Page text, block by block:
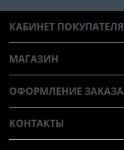
КАБИНЕТ ПОКУПАТЕЛЯ
МАГАЗИН
ОФОРМЛЕНИЕ ЗАКАЗА
КОНТАКТЫ